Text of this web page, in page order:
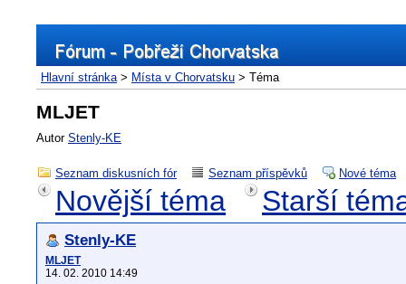
Hlavní stránka> Místa v Chorvatsku > Téma
MLJET
Autor Stenly-KE
Seznam diskusních fór Seznam příspěvků Nové téma
Novější téma Starší
Stenly-KE
MLJET
14. 02. 2010 14:49